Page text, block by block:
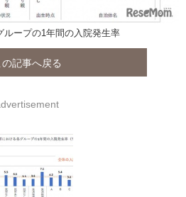
ープの1年間の入院発生率
の記事へ戻る